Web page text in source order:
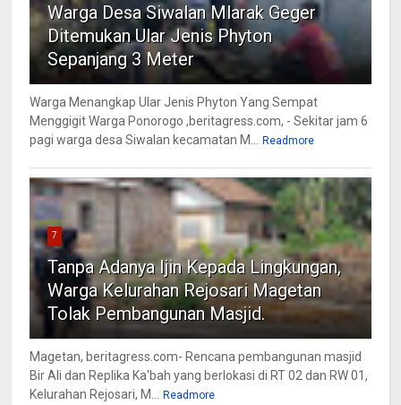
Warga Desa Siwalan Mlarak Geger
Ditemukan Ular Jenis Phyton
Sepanjang 3 Meter
Warga Menangkap Ular Jenis Phyton Yang Sempat
Menggigit Warga Ponorogo ,beritagress.com, - Sekitar jam 6
pagi warga desa Siwalan kecamatan M...
Readmore
7
Tanpa Adanya Ijin Kepada Lingkungan,
Warga Kelurahan Rejosari Magetan
Tolak Pembangunan Masjid.
Magetan, beritagress.com- Rencana pembangunan masjid
Bir Ali dan Replika Ka'bah yang berlokasi di RT 02 dan RW 01,
Kelurahan Rejosari, M...
Readmore